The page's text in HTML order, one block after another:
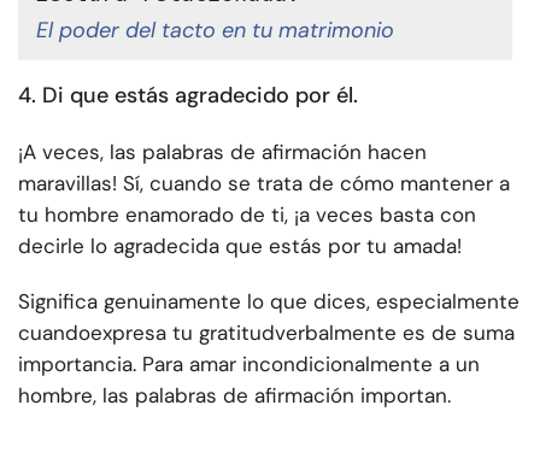
El poder del tacto en tu matrimonio
4. Di que estás agradecido por él.
¡A veces, las palabras de afirmación hacen
maravillas! Sí, cuando se trata de cómo mantener a
tu hombre enamorado de ti, ¡a veces basta con
decirle lo agradecida que estás por tu amada!
Significa genuinamente lo que dices, especialmente
cuandoexpresa tu gratitudverbalmente es de suma
importancia. Para amar incondicionalmente a un
hombre, las palabras de afirmación importan.